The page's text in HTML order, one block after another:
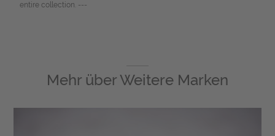
entire collection. ---
Mehr überWeitere Marken